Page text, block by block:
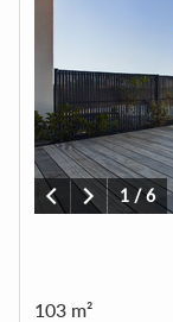
1 /6
103 m²